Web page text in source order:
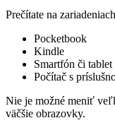
Prečítate na
Pocketbook
Kindle
Smartfón či
Počítač s
Nie je možné meniť
väčšie obrazovky.